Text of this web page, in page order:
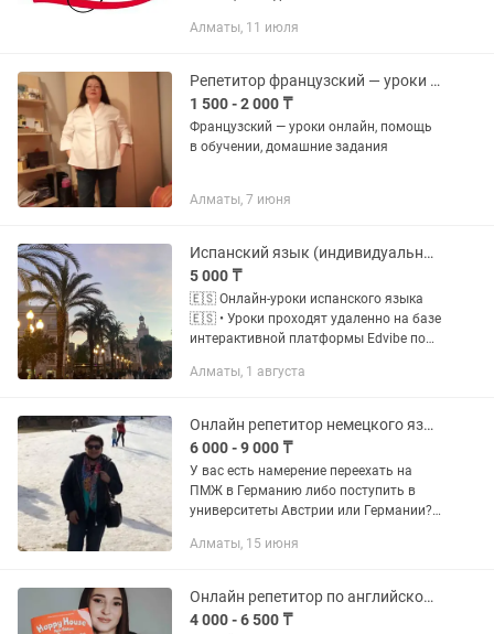
CELI, CILS, PLIDA (уровни A1-B2). О себе:
Алматы, 11 июля
Репетитор французский — уроки онлайн, помощь в обучении, домашние задания
1 500 - 2 000 ₸
Французский — уроки онлайн, помощь
в обучении, домашние задания
Алматы, 7 июня
Испанский язык (индивидуально, онлайн)
5 000 ₸
🇪🇸 Онлайн-уроки испанского языка
🇪🇸 • Уроки проходят удаленно на базе
интерактивной платформы Edvibe по
говорении, расширении словарного
Алматы, 1 августа
Онлайн репетитор немецкого языка
6 000 - 9 000 ₸
У вас есть намерение переехать на
ПМЖ в Германию либо поступить в
университеты Австрии или Германии?
результативное обучение немецкому
Алматы, 15 июня
Онлайн репетитор по английскому для детей от 7 до 13 лет
4 000 - 6 500 ₸